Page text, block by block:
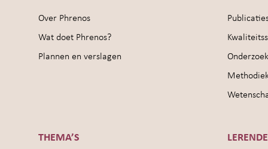
Over Phrenos
Wat doet Phrenos?
Plannen en verslagen
THEMA’S